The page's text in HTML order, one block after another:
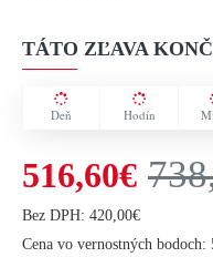
TÁTO ZĽAVA
Deň Hodín
516,60€
Bez DPH: 420,00€
Cena vo vernostných bodoch: